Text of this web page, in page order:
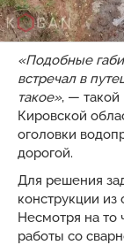
«Подобные
встречал в
такое», — такой
Кировской
оголовки
дорогой.
Для решения
конструкции из
Несмотря на то
работы со